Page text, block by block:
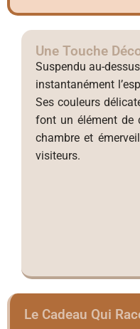
Une Touche
Suspendu au-
instantanément
Ses couleurs
font un élément de
chambre et
visiteurs.
Le Cadeau Qui